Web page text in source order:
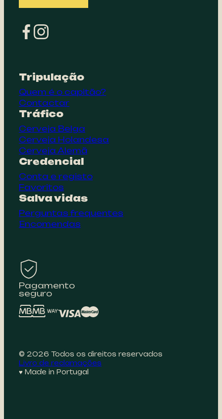
Tripulação
Quem é o capitão?
Contactar
Tráfico
Cerveja Belga
Cerveja Holandesa
Cerveja Alemã
Credencial
Conta e registo
Favoritos
Salva vidas
Perguntas frequentes
Encomendas
Pagamento
seguro
© 2026 Todos os direitos reservados
Livro de reclamações
♥ Made in Portugal